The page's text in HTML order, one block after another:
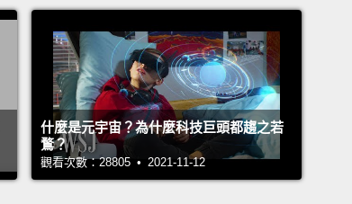
什麼是元宇宙？為什麼科技巨頭都趨之若
鶩？
觀看次數：28805 • 2021-11-12